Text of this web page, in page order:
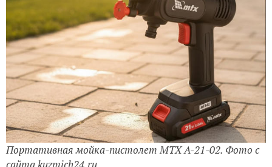
Портативная мойка-пистолет MTX A-21-02. Фото с